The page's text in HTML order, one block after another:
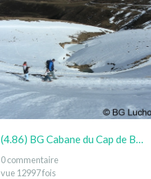
(4.86) BG Cabane du Cap de Bares Jan15 09
0 commentaire
vue 12997 fois